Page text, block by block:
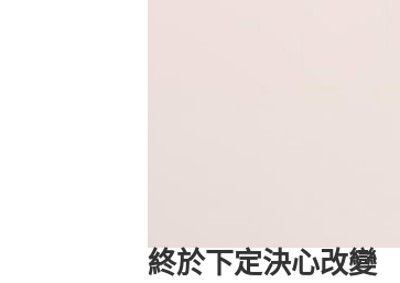
終於下定決心改變